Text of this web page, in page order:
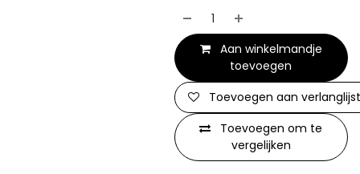
Aan winkelmandje
toevoegen
Toevoegen om te
vergelijken
Toevoegen aan verlanglijst